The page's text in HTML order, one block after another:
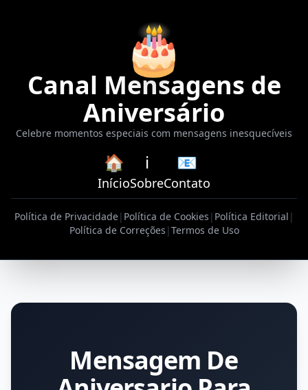
🎂
Canal Mensagens de
Aniversário
Celebre momentos especiais com mensagens inesquecíveis
🏠
Início
ℹ️
Sobre
📧
Contato
Política de Privacidade| Política de Cookies | Política Editorial |
Política de Correções |Termos de Uso
Mensagem De